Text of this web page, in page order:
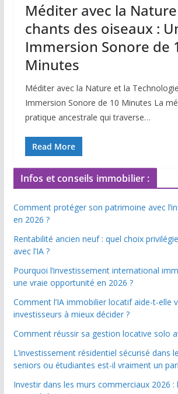
Méditer avec la
chants des oiseaux :
Immersion Sonore de
Minutes
Méditer avec la Nature et la
Immersion Sonore de 10 Minutes La
pratique ancestrale qui traverse…
Read More
Infos et conseils immobilier :
Comment protéger son patrimoine avec
en 2026 ?
Rentabilité ancien neuf : quel choix
avec l’IA ?
Pourquoi l’investissement international
une vraie opportunité en 2026 ?
Comment l’IA immobilier locatif aide-t-elle
investisseurs à mieux décider ?
Comment réussir sa gestion locative solo
L’investissement résidentiel sécurisé dans
seniors ou étudiantes est-il vraiment un
Investir dans les murs commerciaux 2026 :